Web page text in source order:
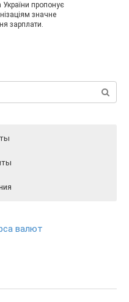
України пропонує
значне
зарплати.
клиентов
валют